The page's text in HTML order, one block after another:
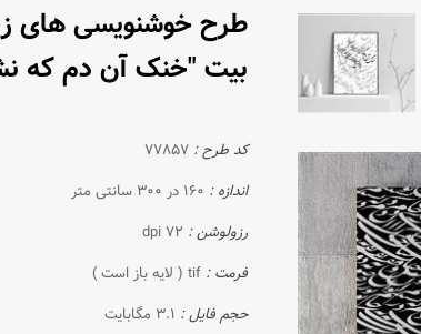
طرح خوشنویسی های
بیت "خنک آن دم که
کد طرح : 77857
اندازه : 160 در 300 سانتی متر
رزولوشن : 72 dpi
فرمت : tif ( لایه باز است )
حجم فایل : 3.1 مگابایت